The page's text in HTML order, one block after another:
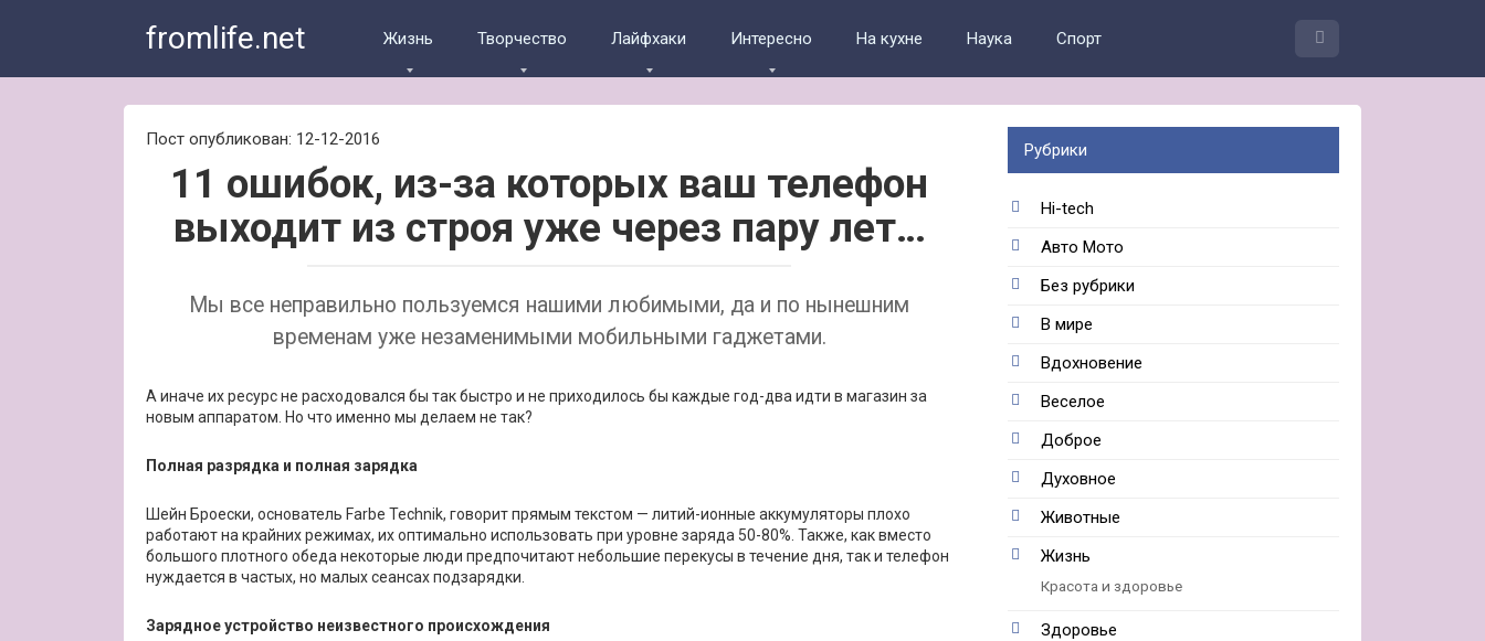
fromlife.net Жизнь Творчество Лайфхаки Интересно На кухне Наука Спорт
Пост опубликован: 12-12-2016
11 ошибок, из-за которых ваш телефон
выходит из строя уже через пару лет…
Мы все неправильно пользуемся нашими любимыми, да и по нынешним
временам уже незаменимыми мобильными гаджетами.
А иначе их ресурс не расходовался бы так быстро и не приходилось бы каждые год-два идти в магазин за
новым аппаратом. Но что именно мы делаем не так?
Полная разрядка и полная зарядка
Шейн Броески, основатель Farbe Technik, говорит прямым текстом — литий-ионные аккумуляторы плохо
работают на крайних режимах, их оптимально использовать при уровне заряда 50-80%. Также, как вместо
большого плотного обеда некоторые люди предпочитают небольшие перекусы в течение дня, так и телефон
нуждается в частых, но малых сеансах подзарядки.
Зарядное устройство неизвестного происхождения
Рубрики
Hi-tech
Авто Мото
Без рубрики
В мире
Вдохновение
Веселое
Доброе
Духовное
Животные
Жизнь
Красота и здоровье
Здоровье